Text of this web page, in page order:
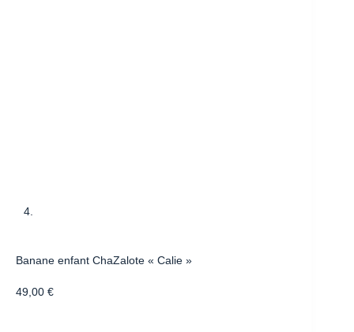
Banane enfant ChaZalote « Calie »
49,00 €